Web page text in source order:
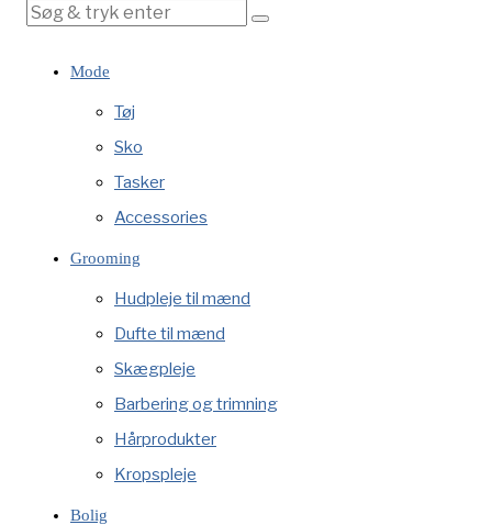
Mode
Tøj
Sko
Tasker
Accessories
Grooming
Hudpleje til mænd
Dufte til mænd
Skægpleje
Barbering og trimning
Hårprodukter
Kropspleje
Bolig